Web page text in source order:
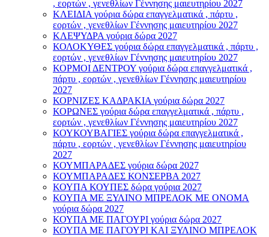
, εορτών , γενεθλίων Γέννησης μαιευτηρίου 2027
ΚΛΕΙΔΙΑ γούρια δώρα επαγγελματικά , πάρτυ ,
εορτών , γενεθλίων Γέννησης μαιευτηρίου 2027
ΚΛΕΨΥΔΡΑ γούρια δώρα 2027
ΚΟΛΟΚΥΘΕΣ γούρια δώρα επαγγελματικά , πάρτυ ,
εορτών , γενεθλίων Γέννησης μαιευτηρίου 2027
ΚΟΡΜΟΙ ΔΕΝΤΡΟΥ γούρια δώρα επαγγελματικά ,
πάρτυ , εορτών , γενεθλίων Γέννησης μαιευτηρίου
2027
ΚΟΡΝΙΖΕΣ ΚΑΔΡΑΚΙΑ γούρια δώρα 2027
ΚΟΡΩΝΕΣ γούρια δώρα επαγγελματικά , πάρτυ ,
εορτών , γενεθλίων Γέννησης μαιευτηρίου 2027
ΚΟΥΚΟΥΒΑΓΙΕΣ γούρια δώρα επαγγελματικά ,
πάρτυ , εορτών , γενεθλίων Γέννησης μαιευτηρίου
2027
ΚΟΥΜΠΑΡΑΔΕΣ γούρια δώρα 2027
ΚΟΥΜΠΑΡΑΔΕΣ ΚΟΝΣΕΡΒΑ 2027
ΚΟΥΠΑ ΚΟΥΠΕΣ δώρα γούρια 2027
ΚΟΥΠΑ ΜΕ ΞΥΛΙΝΟ ΜΠΡΕΛΟΚ ΜΕ ΟΝΟΜΑ
γούρια δώρα 2027
ΚΟΥΠΑ ΜΕ ΠΑΓΟΥΡΙ γούρια δώρα 2027
ΚΟΥΠΑ ΜΕ ΠΑΓΟΥΡΙ ΚΑΙ ΞΥΛΙΝΟ ΜΠΡΕΛΟΚ